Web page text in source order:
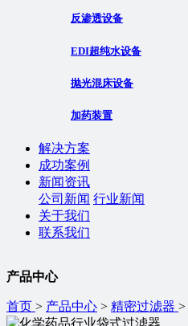
反渗透设备
EDI超纯水设备
抛光混床设备
加药装置
解决方案
成功案例
新闻资讯
公司新闻 行业新闻
关于我们
联系我们
产品中心
首页 > 产品中心 > 精密过滤器 >